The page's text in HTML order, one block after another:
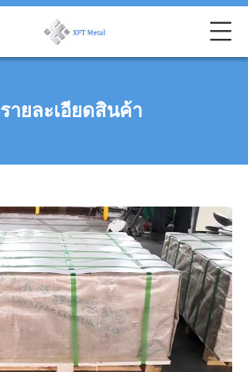
รายละเอียดสินค้า